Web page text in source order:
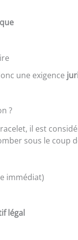
une exigence
?
il est
sous le coup
immédiat)
légal